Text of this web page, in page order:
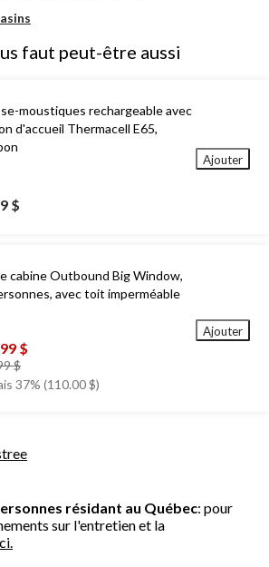
faut peut-être aussi
moustiques rechargeable avec
d'accueil Thermacell E65,
$
Ajouter
cabine Outbound Big Window,
avec toit imperméable
$
$prix
était
37% (110.00 $)
Ajouter
résidant au Québec: pour
sur l'entretien et la